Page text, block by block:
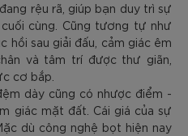
rệu rã, giúp bạn duy trì sự
cùng. Cũng tương tự như
hồi sau giải đấu, cảm giác êm
và tâm trí được thư giãn,
cơ bắp.
dày cũng có nhược điểm -
giác mặt đất. Cái giá của sự
dù công nghệ bọt hiện nay